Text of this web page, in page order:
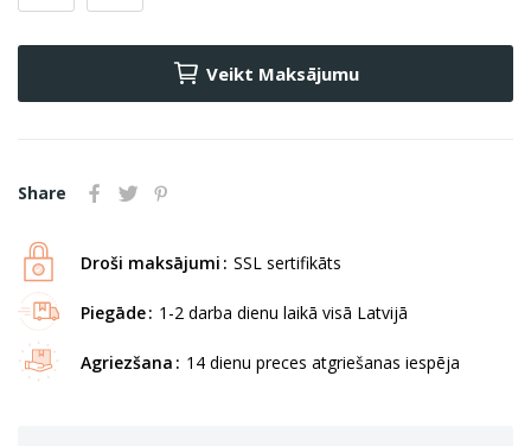
Veikt Maksājumu
Share
Droši maksājumi SSL sertifikāts
Piegāde 1-2 darba dienu laikā visā Latvijā
Agriezšana 14 dienu preces atgriešanas iespēja